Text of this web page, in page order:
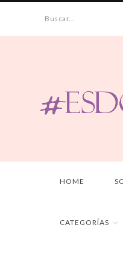
Buscar...
HOME
CATEGORÍAS